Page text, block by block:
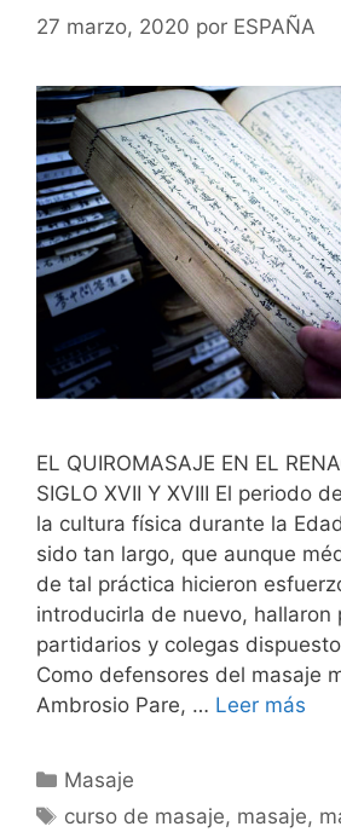
27 marzo, 2020 por ESPAÑA
EL QUIROMASAJE EN EL
SIGLO XVII Y XVIII El periodo
la cultura física durante la
sido tan largo, que aunque
de tal práctica hicieron
introducirla de nuevo, hallaron
partidarios y colegas
Como defensores del masaje
Ambrosio Pare, … Leer más
Categorías
Masaje
Etiquetas
curso de masaje, masaje,